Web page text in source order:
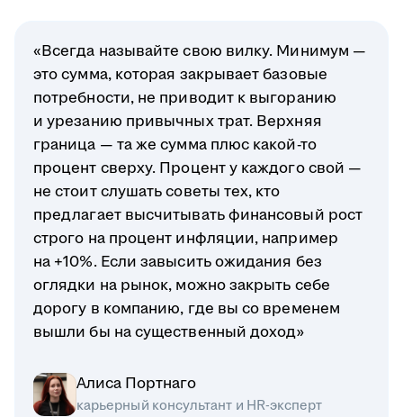
«Всегда называйте свою вилку. Минимум —
это сумма, которая закрывает базовые
потребности, не приводит к выгоранию
и урезанию привычных трат. Верхняя
граница — та же сумма плюс какой-то
процент сверху. Процент у каждого свой —
не стоит слушать советы тех, кто
предлагает высчитывать финансовый рост
строго на процент инфляции, например
на +10%. Если завысить ожидания без
оглядки на рынок, можно закрыть себе
дорогу в компанию, где вы со временем
вышли бы на существенный доход»
Алиса Портнаго
карьерный консультант и HR-эксперт